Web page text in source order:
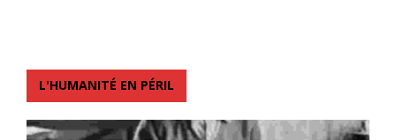
L'HUMANITÉ EN PÉRIL